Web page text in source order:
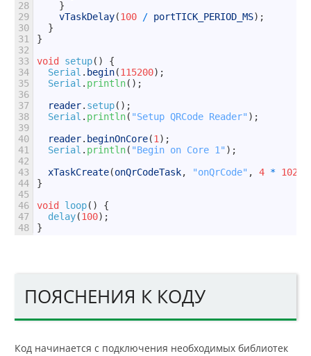
28
29
30
31
32
33
34
35
36
37
38
39
40
41
42
43
44
45
46
47
48
}
vTaskDelay(100 / portTICK_PERIOD_MS) ;
}
}
void
setup( )
{
Serial . begin(115200) ;
Serial . println( ) ;
reader. setup( ) ;
Serial . println( "Setup QRCode Reader" ) ;
reader. beginOnCore(1) ;
Serial . println( "Begin on Core 1" ) ;
xTaskCreate(onQrCodeTask, "onQrCode" , 4 * 1024
}
void
loop( )
{
delay(100) ;
}
ПОЯСНЕНИЯ К КОДУ
Код начинается с подключения необходимых библиотек